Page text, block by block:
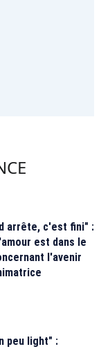
arrête, c'est fini" :
est dans le
l'avenir
peu light" :